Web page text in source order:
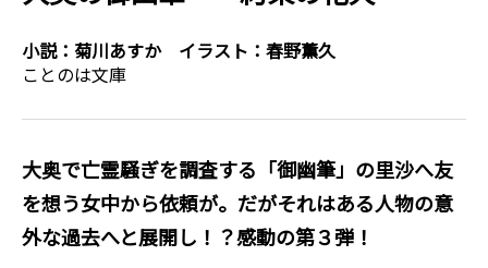
小説： 菊川あすか イラスト： 春野薫久
ことのは文庫
大奥で亡霊騒ぎを調査する「御幽筆」の里沙へ友
を想う女中から依頼が。だがそれはある人物の意
外な過去へと展開し！？感動の第３弾！